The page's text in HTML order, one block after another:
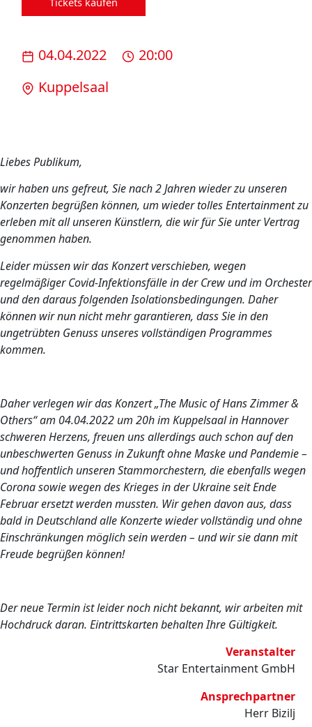
04.04.2022
20:00
Kuppelsaal
Liebes Publikum,
wir haben uns gefreut, Sie nach 2 Jahren wieder zu unseren
Konzerten begrüßen können, um wieder tolles Entertainment zu
erleben mit all unseren Künstlern, die wir für Sie unter Vertrag
genommen haben.
Leider müssen wir das Konzert verschieben, wegen
regelmäßiger Covid-Infektionsfälle in der Crew und im Orchester
und den daraus folgenden Isolationsbedingungen. Daher
können wir nun nicht mehr garantieren, dass Sie in den
ungetrübten Genuss unseres vollständigen Programmes
kommen.
Daher verlegen wir das Konzert „The Music of Hans Zimmer &
Others“ am 04.04.2022 um 20h im Kuppelsaal in Hannover
schweren Herzens, freuen uns allerdings auch schon auf den
unbeschwerten Genuss in Zukunft ohne Maske und Pandemie –
und hoffentlich unseren Stammorchestern, die ebenfalls wegen
Corona sowie wegen des Krieges in der Ukraine seit Ende
Februar ersetzt werden mussten. Wir gehen davon aus, dass
bald in Deutschland alle Konzerte wieder vollständig und ohne
Einschränkungen möglich sein werden – und wir sie dann mit
Freude begrüßen können!
Der neue Termin ist leider noch nicht bekannt, wir arbeiten mit
Hochdruck daran. Eintrittskarten behalten Ihre Gültigkeit.
Veranstalter
Star Entertainment GmbH
Ansprechpartner
Herr Bizilj